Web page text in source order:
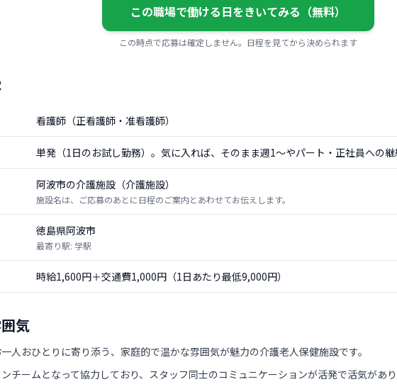
この職場で働ける日をきいてみる（無料）
この時点で応募は確定しません。日程を見てから決められます
看護師（正看護師・准看護師）
単発（1日のお試し勤務）。気に入れば、そのまま週1〜やパート・正社員への継
阿波市の介護施設（介護施設）
施設名は、ご応募のあとに日程のご案内とあわせてお伝えします。
徳島県阿波市
最寄り駅: 学駅
時給1,600円＋交通費1,000円（1日あたり最低9,000円）
気
人おひとりに寄り添う、家庭的で温かな雰囲気が魅力の介護老人保健施設です。
チームとなって協力しており、スタッフ同士のコミュニケーションが活発で活気があり